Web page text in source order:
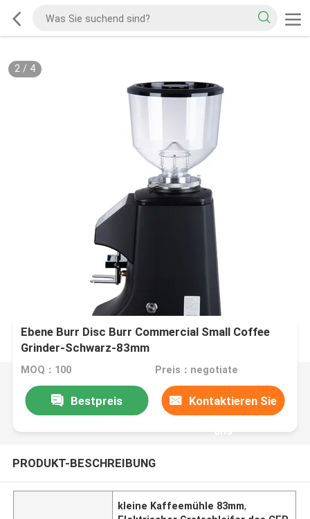
2/ 4
Ebene Burr Disc Burr Commercial Small Coffee
Grinder-Schwarz-83mm
MOQ：100 Preis：negotiate
Bestpreis Kontaktieren Sie
uns
PRODUKT-BESCHREIBUNG
kleine Kaffeemühle 83mm,